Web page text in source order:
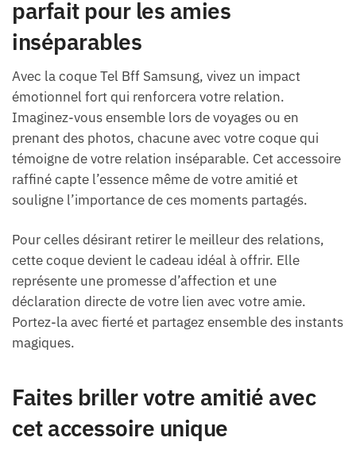
parfait pour les amies
inséparables
Avec la coque Tel Bff Samsung, vivez un impact
émotionnel fort qui renforcera votre relation.
Imaginez-vous ensemble lors de voyages ou en
prenant des photos, chacune avec votre coque qui
témoigne de votre relation inséparable. Cet accessoire
raffiné capte l’essence même de votre amitié et
souligne l’importance de ces moments partagés.
Pour celles désirant retirer le meilleur des relations,
cette coque devient le cadeau idéal à offrir. Elle
représente une promesse d’affection et une
déclaration directe de votre lien avec votre amie.
Portez-la avec fierté et partagez ensemble des instants
magiques.
Faites briller votre amitié avec
cet accessoire unique